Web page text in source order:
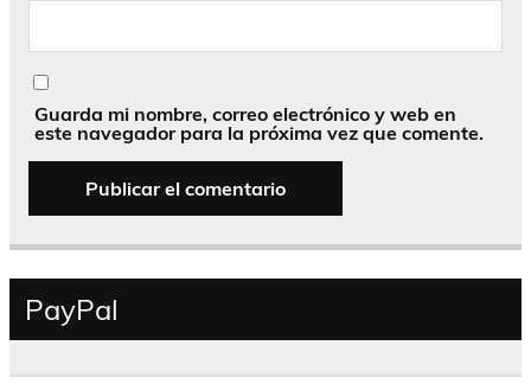
Guarda mi nombre, correo electrónico y web en
este navegador para la próxima vez que comente.
PayPal